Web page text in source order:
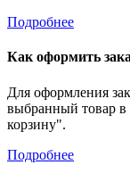
Подробнее
Как оформить
Для оформления
выбранный товар в
корзину".
Подробнее